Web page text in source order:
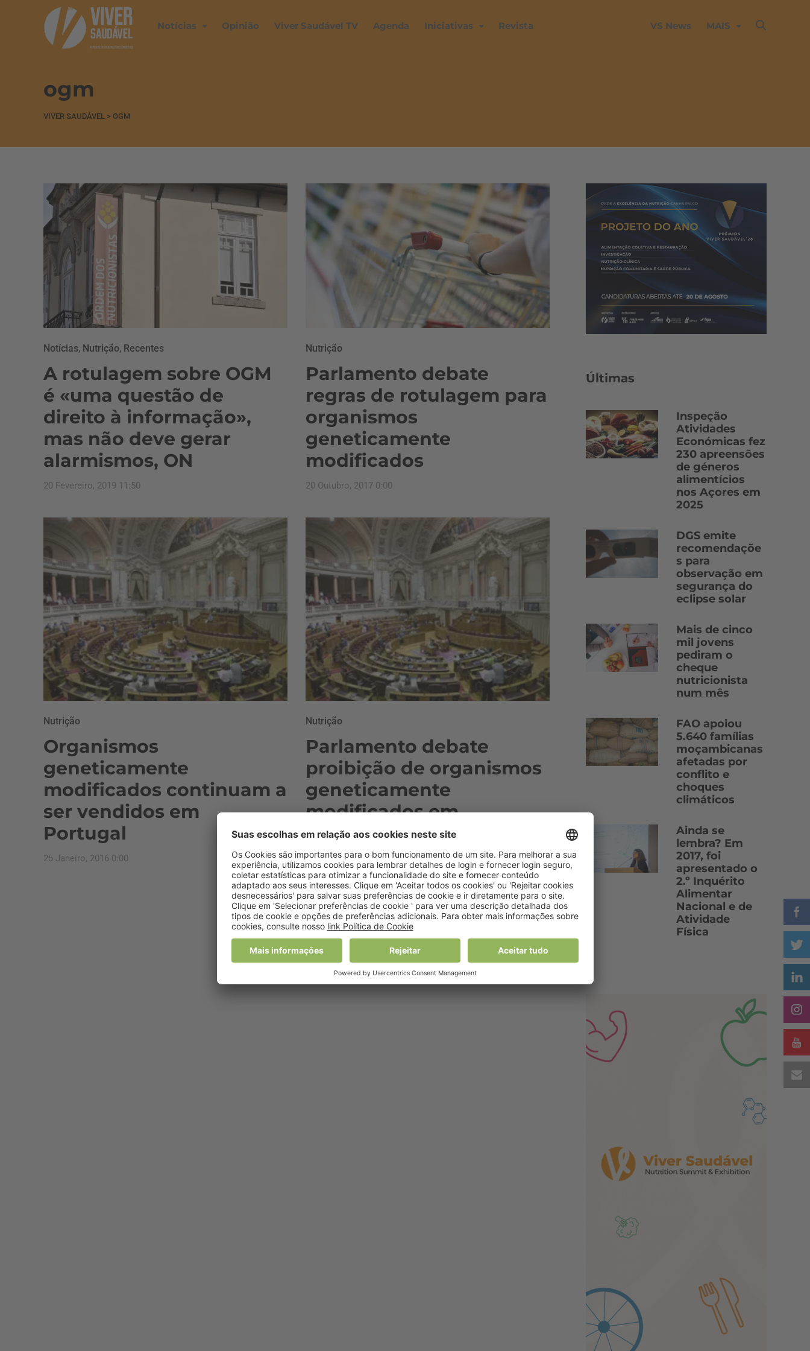
Notícias Opinião Viver Saudável TV Agenda Iniciativas Revista VS News MAIS
ogm
VIVER SAUDÁVEL > OGM
Notícias, Nutrição, Recentes
A rotulagem sobre OGM
é «uma questão de
direito à informação»,
mas não deve gerar
alarmismos, ON
20 Fevereiro, 2019 11:50
Nutrição
Parlamento debate
regras de rotulagem para
organismos
geneticamente
modificados
20 Outubro, 2017 0:00
Nutrição
Organismos
geneticamente
modificados continuam a
ser vendidos em
Portugal
25 Janeiro, 2016 0:00
Nutrição
Parlamento debate
proibição de organismos
geneticamente
modificados em
Portugal
20 Janeiro, 2016 0:00
Últimas
Inspeção
Atividades
Económicas fez
230 apreensões
de géneros
alimentícios
nos Açores em
2025
DGS emite
recomendaçõe
s para
observação em
segurança do
eclipse solar
Mais de cinco
mil jovens
pediram o
cheque
nutricionista
num mês
FAO apoiou
5.640 famílias
moçambicanas
afetadas por
conflito e
choques
climáticos
Ainda se
lembra? Em
2017, foi
apresentado o
2.º Inquérito
Alimentar
Nacional e de
Atividade
Física